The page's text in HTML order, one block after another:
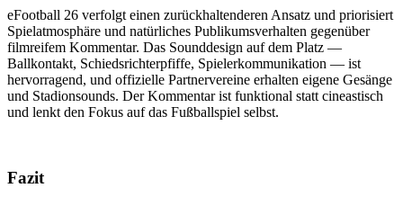
eFootball 26 verfolgt einen zurückhaltenderen Ansatz und priorisiert
Spielatmosphäre und natürliches Publikumsverhalten gegenüber
filmreifem Kommentar. Das Sounddesign auf dem Platz —
Ballkontakt, Schiedsrichterpfiffe, Spielerkommunikation — ist
hervorragend, und offizielle Partnervereine erhalten eigene Gesänge
und Stadionsounds. Der Kommentar ist funktional statt cineastisch
und lenkt den Fokus auf das Fußballspiel selbst.
Fazit